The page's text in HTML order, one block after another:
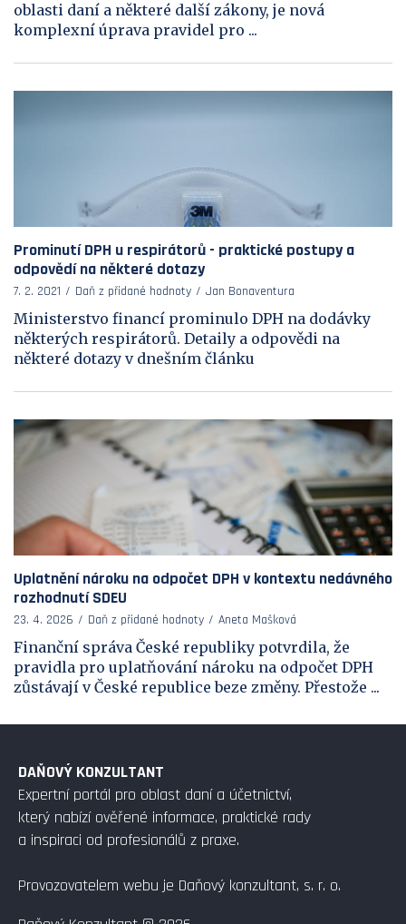
oblasti daní a některé další zákony, je nová
komplexní úprava pravidel pro ...
Prominutí DPH u respirátorů - praktické postupy a
odpovědí na některé dotazy
7. 2. 2021 Daň z přidané hodnoty Jan Bonaventura
Ministerstvo financí prominulo DPH na dodávky
některých respirátorů. Detaily a odpovědi na
některé dotazy v dnešním článku
Uplatnění nároku na odpočet DPH v kontextu nedávného
rozhodnutí SDEU
23. 4. 2026 Daň z přidané hodnoty Aneta Mašková
Finanční správa České republiky potvrdila, že
pravidla pro uplatňování nároku na odpočet DPH
zůstávají v České republice beze změny. Přestože ...
DAŇOVÝ KONZULTANT
Expertní portál pro oblast daní a účetnictví,
který nabízí ověřené informace, praktické rady
a inspiraci od profesionálů z praxe.
Provozovatelem webu je Daňový konzultant, s. r. o.